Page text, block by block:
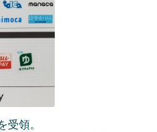
領。